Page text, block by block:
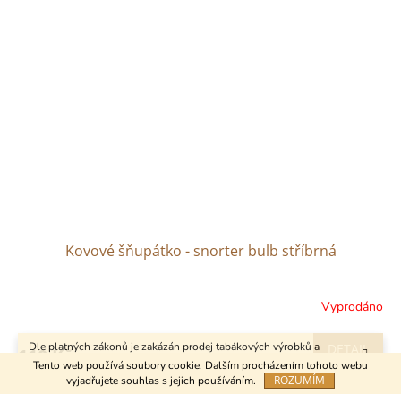
Tento web používá soubory cookie. Dalším procházením tohoto webu
vyjadřujete souhlas s jejich používáním.
ROZUMÍM
Dle platných zákonů je zakázán prodej tabákových výrobků a
kuřáckých pomůcek osobám mladším 18 let.
Kovové šňupátko - snorter bulb stříbrná
Vyprodáno
110 Kč DETAIL